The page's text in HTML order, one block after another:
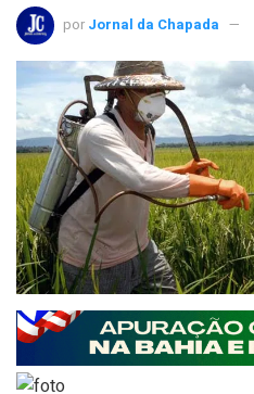
por Jornal da Chapada